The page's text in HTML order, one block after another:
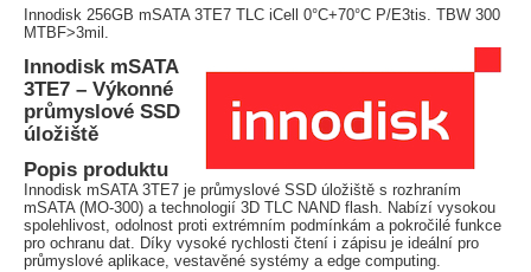
Innodisk 256GB mSATA 3TE7 TLC iCell 0°C+70°C P/E3tis. TBW 300
MTBF>3mil.
Innodisk mSATA
3TE7 – Výkonné
průmyslové SSD
úložiště
Popis produktu
Innodisk mSATA 3TE7 je průmyslové SSD úložiště s rozhraním
mSATA (MO-300) a technologií 3D TLC NAND flash. Nabízí vysokou
spolehlivost, odolnost proti extrémním podmínkám a pokročilé funkce
pro ochranu dat. Díky vysoké rychlosti čtení i zápisu je ideální pro
průmyslové aplikace, vestavěné systémy a edge computing.